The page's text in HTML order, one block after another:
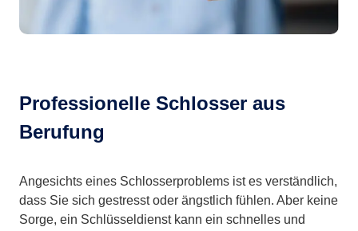
Professionelle Schlosser aus
Berufung
Angesichts eines Schlosserproblems ist es verständlich,
dass Sie sich gestresst oder ängstlich fühlen. Aber keine
Sorge, ein Schlüsseldienst kann ein schnelles und